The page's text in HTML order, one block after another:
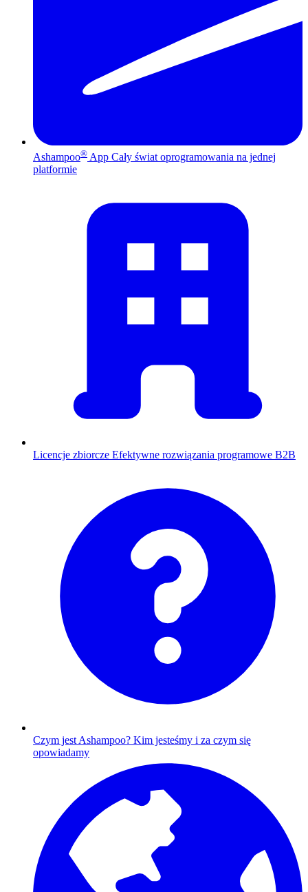
Ashampoo® App Cały świat oprogramowania na jednej
platformie
Licencje zbiorcze Efektywne rozwiązania programowe B2B
Czym jest Ashampoo? Kim jesteśmy i za czym się
opowiadamy